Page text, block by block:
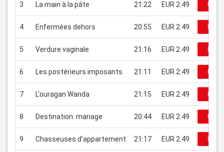
3 La main à la pâte 21:22 EUR 2.49
4 Enfermées dehors 20:55 EUR 2.49
5 Verdure vaginale 21:16 EUR 2.49
6 Les postérieurs imposants 21:11 EUR 2.49
7 L'ouragan Wanda 21:15 EUR 2.49
8 Destination: mariage 20:44 EUR 2.49
9 Chasseuses d'appartement 21:17 EUR 2.49